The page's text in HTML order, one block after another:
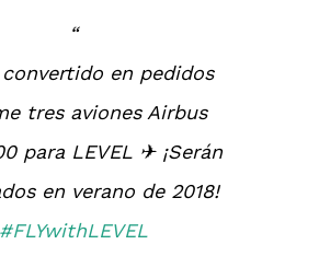
convertido en pedidos
tres aviones Airbus
para LEVEL ✈ ¡Serán
en verano de 2018!
#FLYwithLEVEL